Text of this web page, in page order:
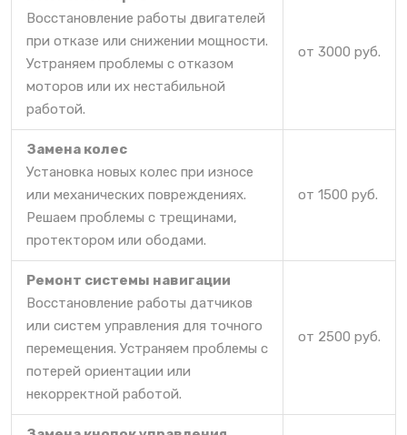
Восстановление работы двигателей
при отказе или снижении мощности.
Устраняем проблемы с отказом
моторов или их нестабильной
работой.
от 3000 руб.
Замена колес
Установка новых колес при износе
или механических повреждениях.
Решаем проблемы с трещинами,
протектором или ободами.
от 1500 руб.
Ремонт системы навигации
Восстановление работы датчиков
или систем управления для точного
перемещения. Устраняем проблемы с
потерей ориентации или
некорректной работой.
от 2500 руб.